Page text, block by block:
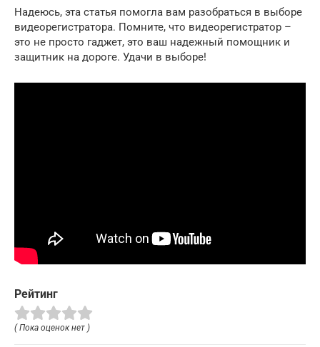
Надеюсь, эта статья помогла вам разобраться в выборе
видеорегистратора. Помните, что видеорегистратор –
это не просто гаджет, это ваш надежный помощник и
защитник на дороге. Удачи в выборе!
Рейтинг
( Пока оценок нет )